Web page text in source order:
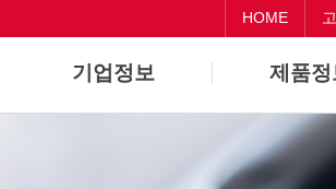
HOME
기업정보 제품정